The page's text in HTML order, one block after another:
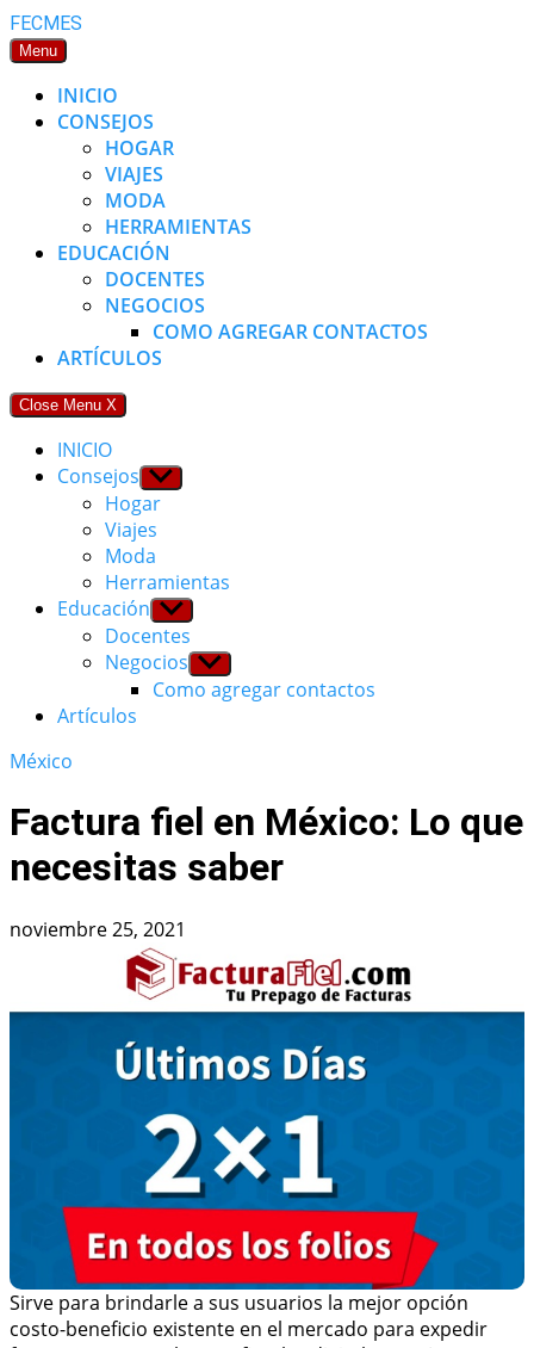
Skip
to
FECMES
Menu
INICIO
CONSEJOS
HOGAR
VIAJES
MODA
HERRAMIENTAS
EDUCACIÓN
DOCENTES
NEGOCIOS
COMO AGREGAR CONTACTOS
ARTÍCULOS
Close Menu X
INICIO
Consejos Show
sub
menu
Hogar
Viajes
Moda
Herramientas
Educación Show
sub
menu
Docentes
Negocios Show
sub
menu
Como agregar contactos
Artículos
México
Factura fiel en México: Lo que
necesitas saber
noviembre 25, 2021
Sirve para brindarle a sus usuarios la mejor opción
costo-beneficio existente en el mercado para expedir